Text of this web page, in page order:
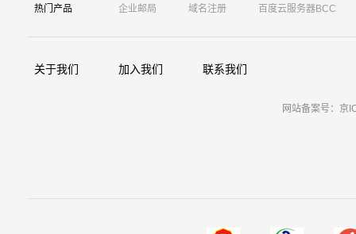
热门产品 企业邮局 域名注册 百度云服务器BCC
关于我们 加入我们 联系我们
网站备案号：京